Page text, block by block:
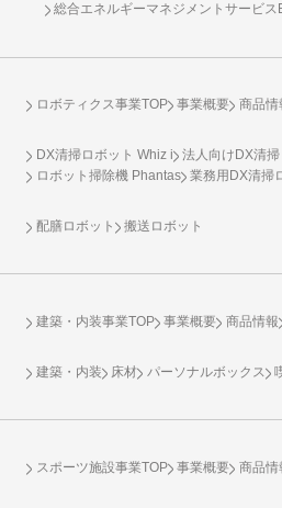
総合エネルギーマネジメントサービ
ロボティクス事業TOP 事業概要 商品情
DX清掃ロボット Whiz i
法人向けDX清
ロボット掃除機 Phantas
業務用DX清掃
配膳ロボット 搬送ロボット
建築・内装事業TOP 事業概要 商品情報
建築・内装 床材 パーソナルボックス
スポーツ施設事業TOP 事業概要 商品情